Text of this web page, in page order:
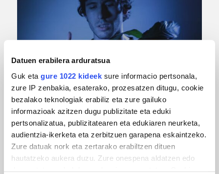
Datuen erabilera arduratsua
Guk eta gure 1022 kideek sure informacio pertsonala,
zure IP zenbakia, esaterako, prozesatzen ditugu, cookie
bezalako teknologiak erabiliz eta zure gailuko
informazioak azitzen dugu publizitate eta eduki
pertsonalizatua, publizitatearen eta edukiaren neurketa,
audientzia-ikerketa eta zerbitzuen garapena eskaintzeko.
Zure datuak nork eta zertarako erabiltzen dituen
hautatzeko aukera duzu. Zure onespena aldatzen edo
MUSIKA
Odik berria ezagutzeko aukera 'KimiK' eta
'Amaaaa!' abestiekin